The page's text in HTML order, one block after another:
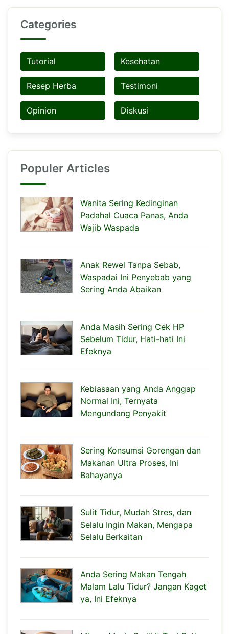
Categories
Tutorial Kesehatan
Resep Herba Testimoni
Opinion Diskusi
Populer Articles
Wanita Sering Kedinginan
Padahal Cuaca Panas, Anda
Wajib Waspada
Anak Rewel Tanpa Sebab,
Waspadai Ini Penyebab yang
Sering Anda Abaikan
Anda Masih Sering Cek HP
Sebelum Tidur, Hati-hati Ini
Efeknya
Kebiasaan yang Anda Anggap
Normal Ini, Ternyata
Mengundang Penyakit
Sering Konsumsi Gorengan dan
Makanan Ultra Proses, Ini
Bahayanya
Sulit Tidur, Mudah Stres, dan
Selalu Ingin Makan, Mengapa
Selalu Berkaitan
Anda Sering Makan Tengah
Malam Lalu Tidur? Jangan Kaget
ya, Ini Efeknya